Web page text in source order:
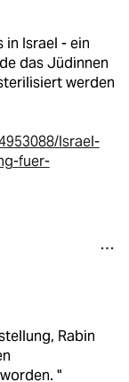
in Israel - ein
das Jüdinnen
werden
Israel-
fuer-
Rabin
"